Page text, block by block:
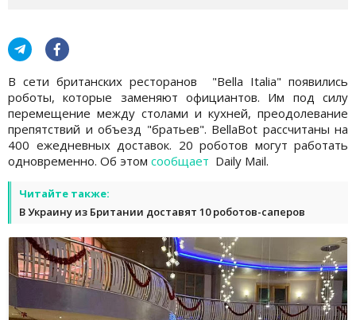
В сети британских ресторанов "Bella Italia" появились
роботы, которые заменяют официантов. Им под силу
перемещение между столами и кухней, преодолевание
препятствий и объезд "братьев". BellaBot рассчитаны на
400 ежедневных доставок. 20 роботов могут работать
одновременно. Об этом сообщает Daily Mail.
Читайте также:
В Украину из Британии доставят 10 роботов-саперов